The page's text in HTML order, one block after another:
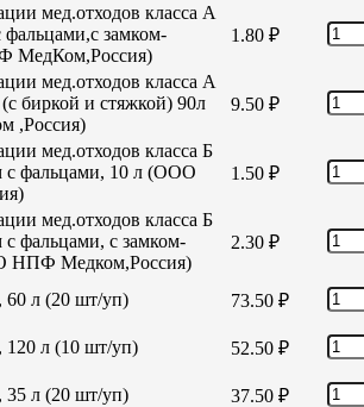
мед.отходов класса А
замком-
МедКом,Россия)
1.80 ₽
мед.отходов класса А
биркой и стяжкой) 90л
9.50 ₽
мед.отходов класса Б
с фальцами, 10 л (ООО
1.50 ₽
мед.отходов класса Б
фальцами, с замком-
НПФ Медком,Россия)
2.30 ₽
л (20 шт/уп) 73.50 ₽
л (10 шт/уп) 52.50 ₽
л (20 шт/уп) 37.50 ₽